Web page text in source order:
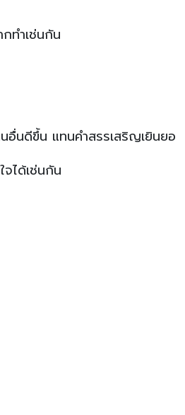
ทำเช่นกัน
อื่นดีขึ้น แทนคำสรรเสริญเยินยอ
ได้เช่นกัน